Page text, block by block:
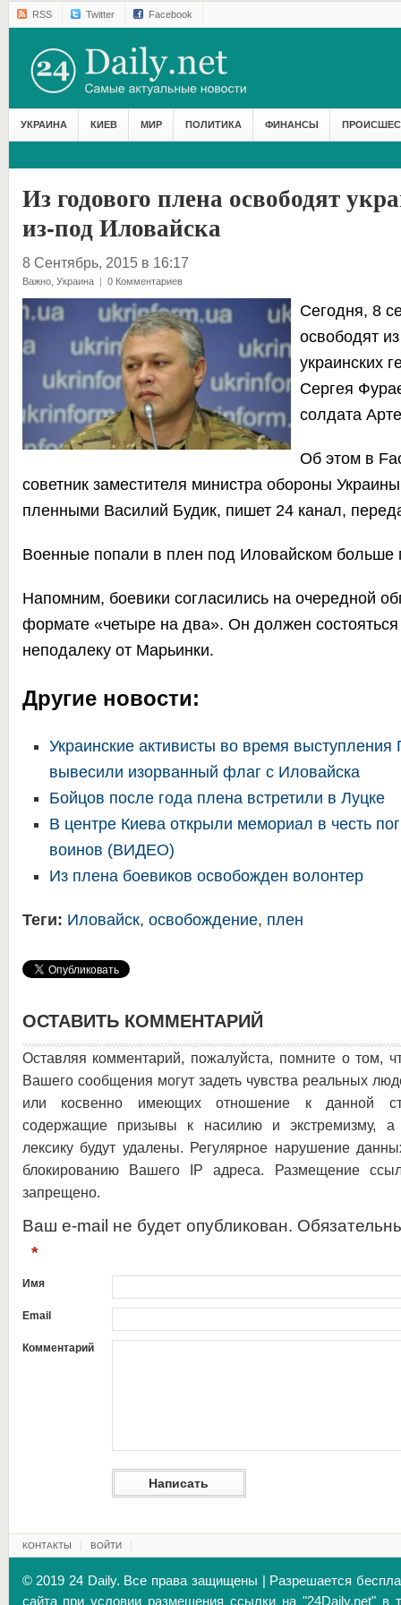
RSS Twitter Facebook
УКРАИНА КИЕВ МИР ПОЛИТИКА ФИНАНСЫ
Из годового плена освободят
из-под Иловайска
8 Сентябрь, 2015 в 16:17
Важно, Украина | 0 Комментариев
Сегодня, 8
освободят
украинских
Сергея
солдата
Об этом в
советник заместителя министра обороны
пленными Василий Будик, пишет 24 канал,
Военные попали в плен под Иловайском больше
Напомним, боевики согласились на очередной
формате «четыре на два». Он должен состояться
неподалеку от Марьинки.
Другие новости:
Украинские активисты во время
вывесили изорванный флаг с Иловайска
Бойцов после года плена встретили в Луцке
В центре Киева открыли мемориал в честь
воинов (ВИДЕО)
Из плена боевиков освобожден волонтер
Теги: Иловайск, освобождение, плен
ОСТАВИТЬ КОММЕНТАРИЙ
Оставляя комментарий, пожалуйста, помните о том,
Вашего сообщения могут задеть чувства реальных
или косвенно имеющих отношение к данной
содержащие призывы к насилию и экстремизму, а
лексику будут удалены. Регулярное нарушение
блокированию Вашего IP адреса. Размещение
запрещено.
Ваш e-mail не будет опубликован.
*
Имя
Email
Комментарий
КОНТАКТЫ ВОЙТИ
© 2019 24 Daily. Все права защищены | Разрешается
сайта при условии размещения ссылки на "24Daily.net" в